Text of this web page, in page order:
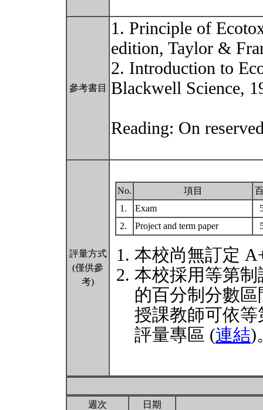
參考書目
1. Principle of
edition, Taylor &
2. Introduction to
Blackwell Science,
Reading: On
評量方式
(僅供參
考)
No. 項目
1.
Exam
2.
Project and term paper
本校尚無訂定
本校採用等第
的百分制分數
授課教師可依
評量專區 (連結)
週次 日期